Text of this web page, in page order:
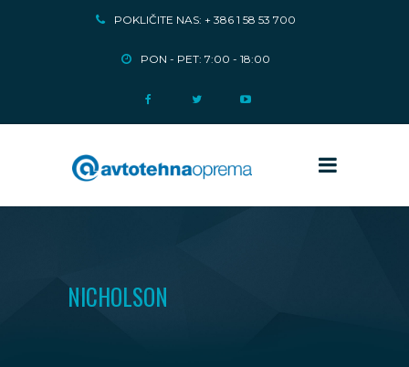
POKLIČITE NAS: + 386 1 58 53 700
PON - PET: 7:00 - 18:00
NICHOLSON